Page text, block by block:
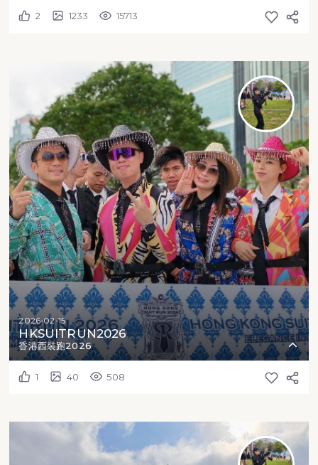
2 1233 15713
2026-02-15
HKSUITRUN2026
香港西裝跑2026
1 40 508